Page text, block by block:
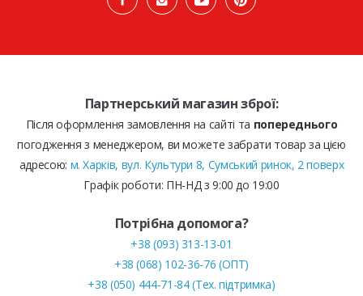
Партнерський магазин зброї:
Після оформлення замовлення на сайті та попереднього
погодження з менеджером, ви можете забрати товар за цією
адресою: м. Харків, вул. Культури 8, Сумський ринок, 2 поверх
Графік роботи: ПН-НД з 9:00 до 19:00
Потрібна допомога?
+38 (093) 313-13-01
+38 (068) 102-36-76 (ОПТ)
+38 (050) 444-71-84 (Тех. підтримка)